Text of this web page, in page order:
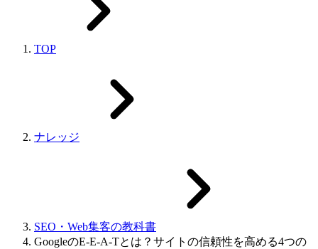
TOP
ナレッジ
SEO・Web集客の教科書
GoogleのE-E-A-Tとは？サイトの信頼性を高める4つの